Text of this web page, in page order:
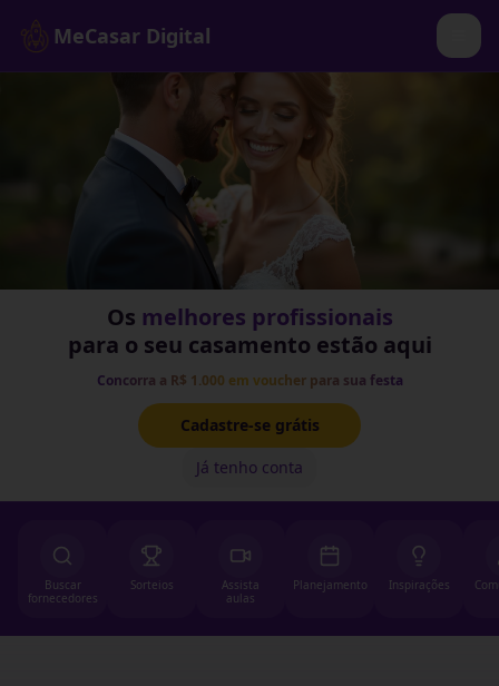
MeCasar Digital
Os melhores profissionais
para o seu casamento estão aqui
Concorra a R$ 1.000 em voucher para sua festa
Cadastre-se grátis
Já tenho conta
Buscar
fornecedores
Sorteios
Assista
aulas
Planejamento Inspirações